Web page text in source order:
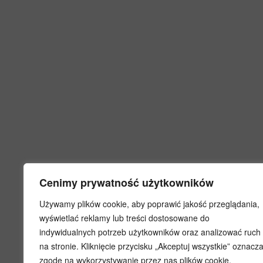
Cenimy prywatność użytkowników
Używamy plików cookie, aby poprawić jakość przeglądania,
wyświetlać reklamy lub treści dostosowane do
indywidualnych potrzeb użytkowników oraz analizować ruch
na stronie. Kliknięcie przycisku „Akceptuj wszystkie” oznacza
zgodę na wykorzystywanie przez nas plików cookie.